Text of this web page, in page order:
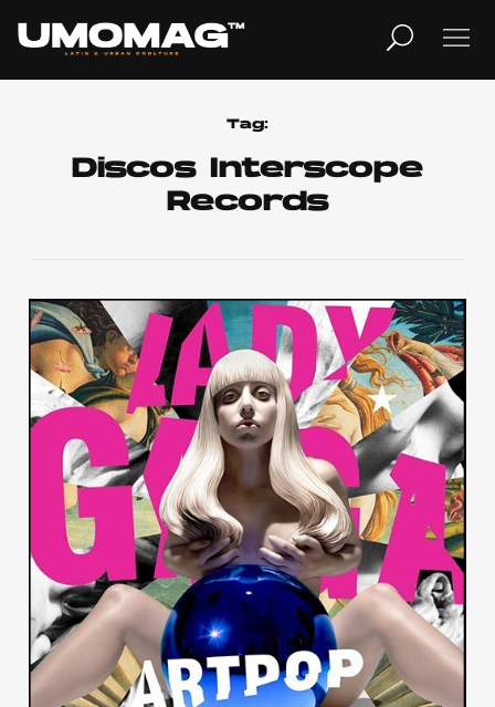
TV
Home
Cover Story
Publicidad
Contacto
Aviso Legal
© 2015-2022 UMOMAG. PROPIEDAD DE UMO agency. TODOS LOS
DERECHOS RESERVADOS.
Tag:
Discos Interscope
Records